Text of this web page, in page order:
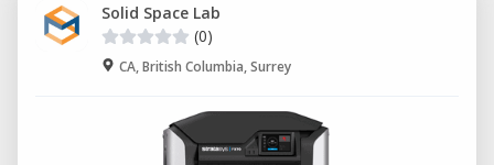
Solid Space Lab
(0)
CA, British Columbia, Surrey